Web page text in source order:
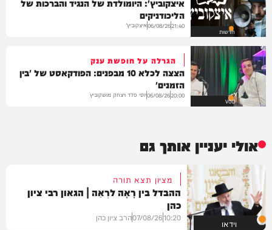
חדשות
הליכודניקים
21:40
06/08/26איצקוביץ'
VOD
הגרלה על חופשת ענק
הצצה לכלא 10 מבפנים: הפודקאסט של 'בין
הזמנים'
20:00
06/08/26יוסי פלד ויצחק מושקוביץ
אולי יעניין אותך גם
וידאו
מציון תצא תורה
ההבדל בין רָאָה לרְאֵה | הגאון רבי ציון
כהן
10:20
07/08/26הרב ציון כהן